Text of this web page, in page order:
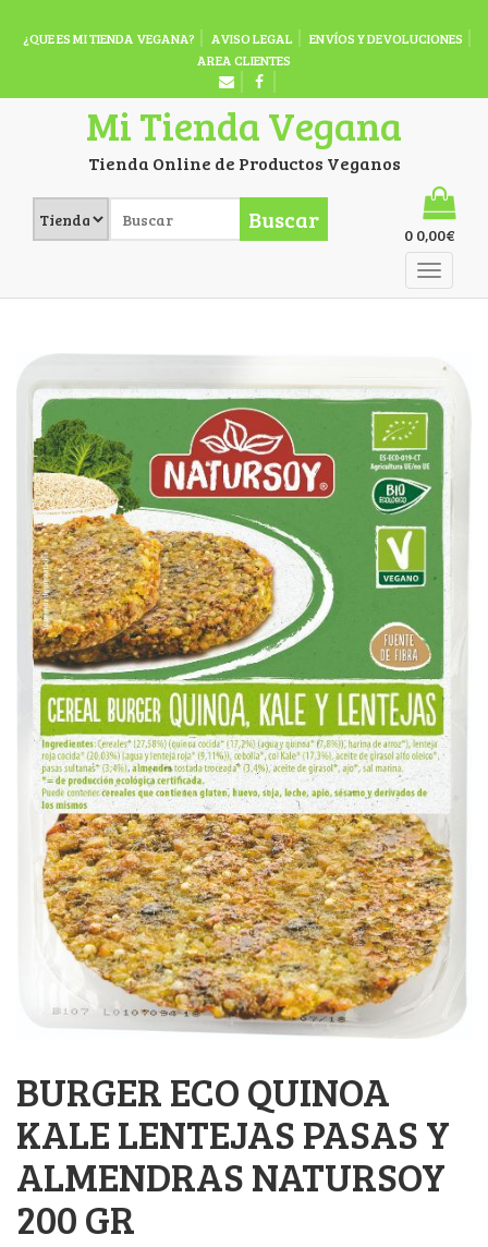
¿QUE ES MI TIENDA VEGANA? AVISO LEGAL
ENVÍOS Y DEVOLUCIONES
AREA CLIENTES
Mi Tienda Vegana
Tienda Online de Productos Veganos
Buscar
0 0,00€
BURGER ECO QUINOA
KALE LENTEJAS PASAS Y
ALMENDRAS NATURSOY
200 GR